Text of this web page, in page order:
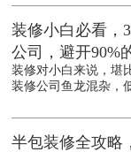
装修小白必看，
公司，避开90%
装修对小白来说，堪
装修公司鱼龙混杂，
半包装修全攻略